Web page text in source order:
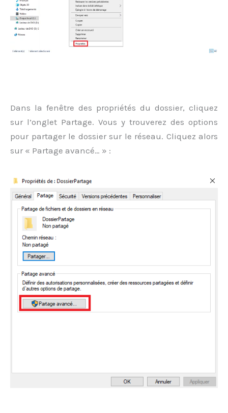
Dans la fenêtre des propriétés du dossier, cliquez
sur l’onglet Partage. Vous y trouverez des options
pour partager le dossier sur le réseau. Cliquez alors
sur « Partage avancé… » :